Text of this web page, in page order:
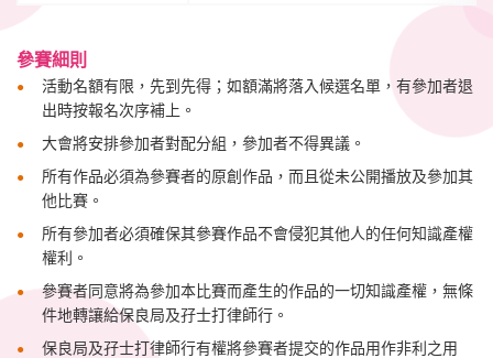
參賽細則
活動名額有限，先到先得；如額滿將落入候選名單，有參加者退
出時按報名次序補上。
大會將安排參加者對配分組，參加者不得異議。
所有作品必須為參賽者的原創作品，而且從未公開播放及參加其
他比賽。
所有參加者必須確保其參賽作品不會侵犯其他人的任何知識產權
權利。
參賽者同意將為參加本比賽而產生的作品的一切知識產權，無條
件地轉讓給保良局及孖士打律師行。
保良局及孖士打律師行有權將參賽者提交的作品用作非利之用